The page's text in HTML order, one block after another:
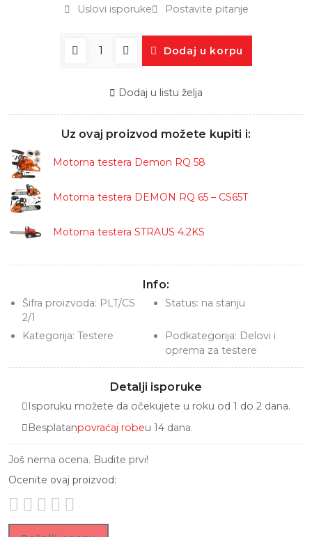
Uslovi isporuke Postavite pitanje
Dodaj u korpu
Dodaj u listu želja
Uz ovaj proizvod možete kupiti i:
Motorna testera Demon RQ 58
Motorna testera DEMON RQ 65 – CS65T
Motorna testera STRAUS 4.2KS
Info:
Šifra proizvoda: PLT/CS
2/1
Status: na stanju
Kategorija: Testere Podkategorija: Delovi i
oprema za testere
Detalji isporuke
Isporuku možete da očekujete u roku od 1 do 2 dana.
Besplatanpovraćaj robeu 14 dana.
Još nema ocena. Budite prvi!
Ocenite ovaj proizvod: